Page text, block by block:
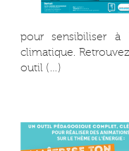
pour sensibiliser à
climatique.
outil (…)